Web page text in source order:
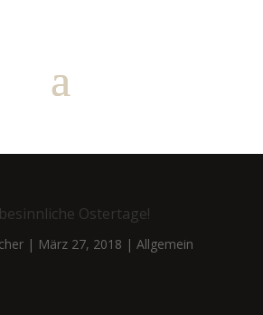
Ostertage!
| März 27, 2018 | Allgemein